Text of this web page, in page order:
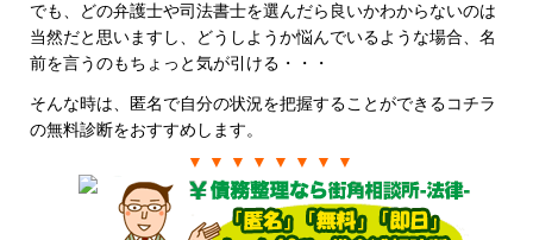
でも、どの弁護士や司法書士を選んだら良いかわからないのは
当然だと思いますし、どうしようか悩んでいるような場合、名
前を言うのもちょっと気が引ける・・・
そんな時は、匿名で自分の状況を把握することができるコチラ
の無料診断をおすすめします。
▼ ▼ ▼ ▼ ▼ ▼ ▼ ▼